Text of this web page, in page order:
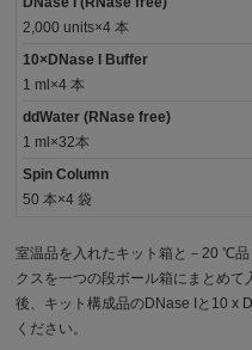
2,000 units×4 本
10×DNase I Buffer
1 ml×4 本
ddWater (RNase free)
1 ml×32本
Spin Column
50 本×4 袋
室温品を入れたキット箱と－20 ℃
クスを一つの段ボール箱にまとめ
後、キット構成品のDNase Iと10 x
ください。